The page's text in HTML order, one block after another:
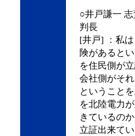
○井戸謙一
判長
[井戸] ：私
険があると
を住民側が
会社側がそ
ということ
を北陸電力
きているの
立証出来て